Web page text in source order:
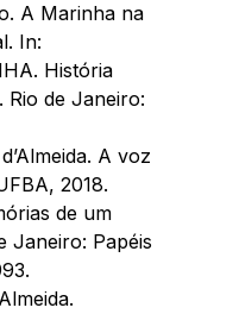
A Marinha na
In:
História
Rio de Janeiro:
A voz
2018.
de um
Janeiro: Papéis